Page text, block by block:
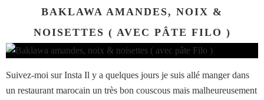
BAKLAWA AMANDES, NOIX &
NOISETTES ( AVEC PÂTE FILO )
Suivez-moi sur Insta Il y a quelques jours je suis allé manger dans
un restaurant marocain un très bon couscous mais malheureusement